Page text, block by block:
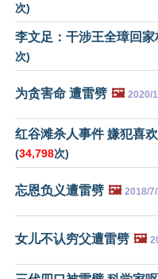
次)
李文足：干涉王全璋回
次)
为贪害命 遭雷劈 🖼️ 2020/
红谷滩杀人事件 嫌犯喜
(34,798次)
忘恩负义遭雷劈 🖼️ 2018/
女儿不认穷父遭雷劈 🖼️